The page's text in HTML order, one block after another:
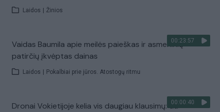
Laidos Žinios
00:23:57
Vaidas Baumila apie meilės paieškas ir asmeninių
patirčių įkvėptas dainas
Laidos Pokalbiai prie jūros. Atostogų ritmu
00:00:40
Dronai Vokietijoje kelia vis daugiau klausimų: du